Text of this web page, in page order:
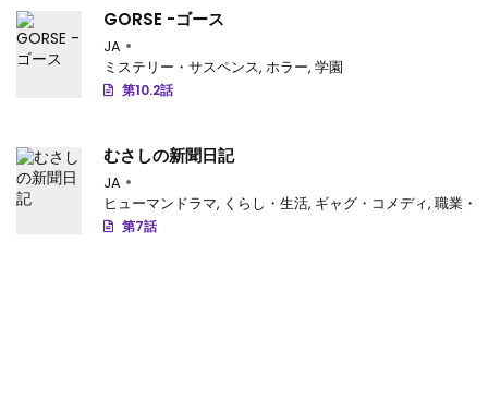
GORSE -ゴース
JA
ミステリー・サスペンス, ホラー, 学園
第10.2話
むさしの新聞日記
JA
ヒューマンドラマ, くらし・生活, ギャグ・コメディ, 職業・
第7話